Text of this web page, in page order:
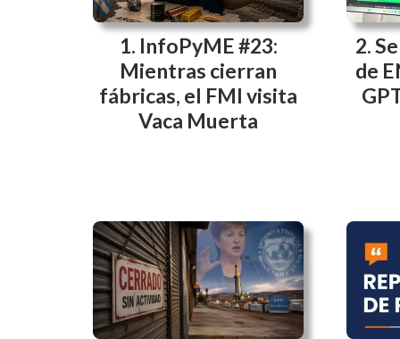
InfoPyME #23:
Mientras cierran
fábricas, el FMI visita
Vaca Muerta
de